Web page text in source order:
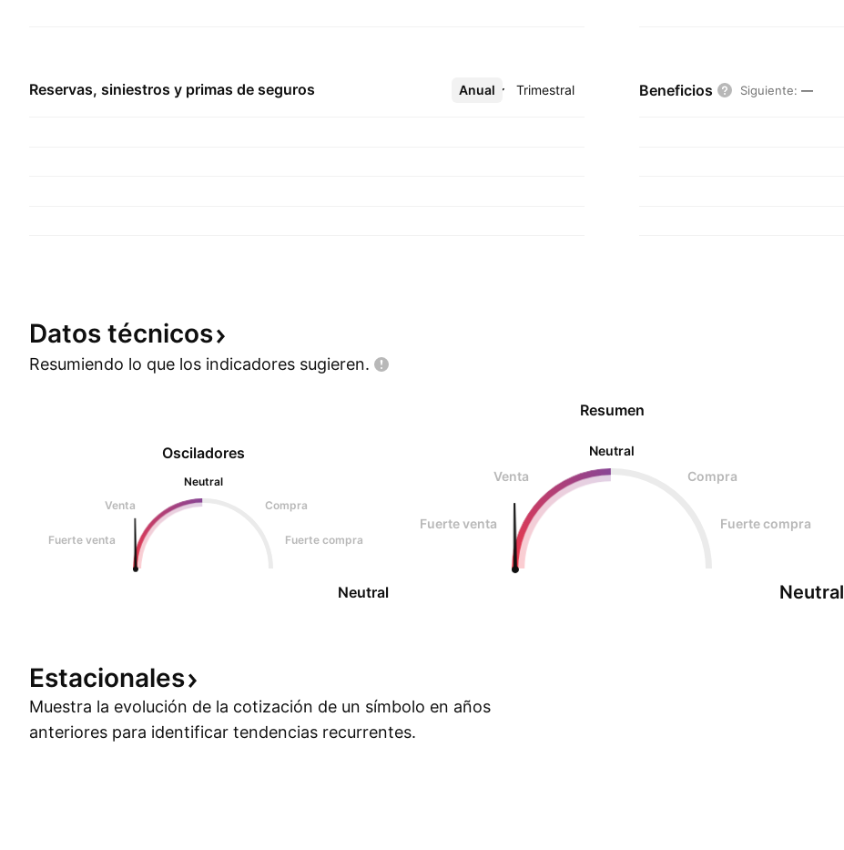
Reservas, siniestros y primas de seguros Anual Trimestral
Más Beneficios Siguiente: —
Datos técnicos
Resumiendo lo que los indicadores sugieren.
Osciladores
Neutral
Venta
Compra
Fuerte venta Fuerte compra
Neutral
Resumen
Neutral
Venta
Compra
Fuerte venta Fuerte compra
Neutral
Estacionales
Muestra la evolución de la cotización de un símbolo en años
anteriores para identificar tendencias recurrentes.